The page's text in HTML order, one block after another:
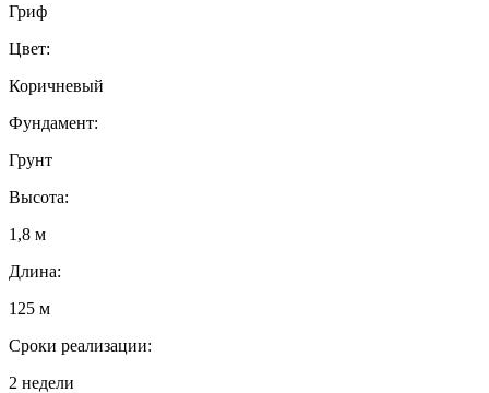
Гриф
Цвет:
Коричневый
Фундамент:
Грунт
Высота:
1,8 м
Длина:
125 м
Сроки реализации:
2 недели